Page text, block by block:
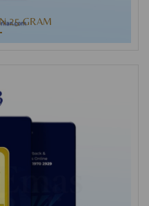
25 GRAM